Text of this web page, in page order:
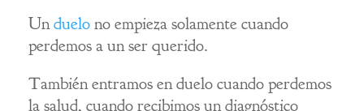
Unduelo no empieza solamente cuando
perdemos a un ser querido.
También entramos en duelo cuando perdemos
la salud, cuando recibimos un diagnóstico